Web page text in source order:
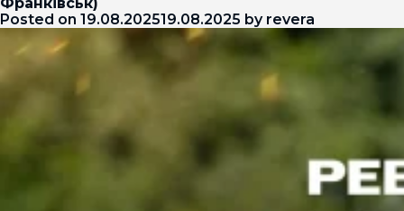
Posted on 19.08.202519.08.2025 by revera